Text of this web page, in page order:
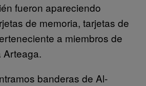
fueron apareciendo
de memoria, tarjetas de
a miembros de
Arteaga.
banderas de Al-